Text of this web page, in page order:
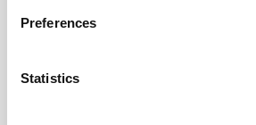
Preferences
Statistics
kokku loodud